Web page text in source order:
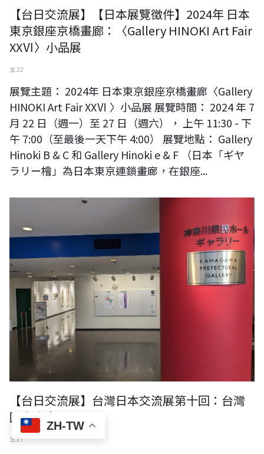
ZH-TW
【台日交流展】【日本展覽徵件】2024年 日本
東京銀座京橋畫廊：〈Gallery HINOKI Art Fair
XXⅥ〉小品展
五 22
展覽主題： 2024年 日本東京銀座京橋畫廊〈Gallery
HINOKI Art Fair XXⅥ 〉小品展 展覽時間： 2024 年 7
月 22 日（週一）至 27 日（週六）， 上午 11:30 - 下
午 7:00（至最後一天下午 4:00） 展覽地點： Gallery
Hinoki B & C 和 Gallery Hinoki e & F （日本「ギヤ
ラリー檜」為日本東京連鎖畫廊，在銀座...
【台日交流展】台灣日本交流展第十回：台灣
國際書畫展
五 17